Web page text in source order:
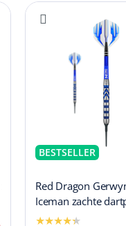
BESTSELLER
Red Dragon
Iceman zachte